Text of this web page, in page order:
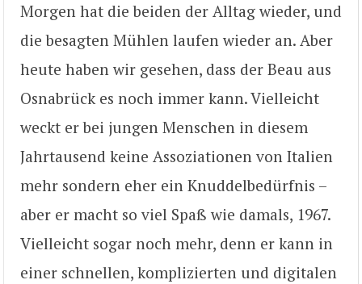
Morgen hat die beiden der Alltag wieder, und
die besagten Mühlen laufen wieder an. Aber
heute haben wir gesehen, dass der Beau aus
Osnabrück es noch immer kann. Vielleicht
weckt er bei jungen Menschen in diesem
Jahrtausend keine Assoziationen von Italien
mehr sondern eher ein Knuddelbedürfnis –
aber er macht so viel Spaß wie damals, 1967.
Vielleicht sogar noch mehr, denn er kann in
einer schnellen, komplizierten und digitalen